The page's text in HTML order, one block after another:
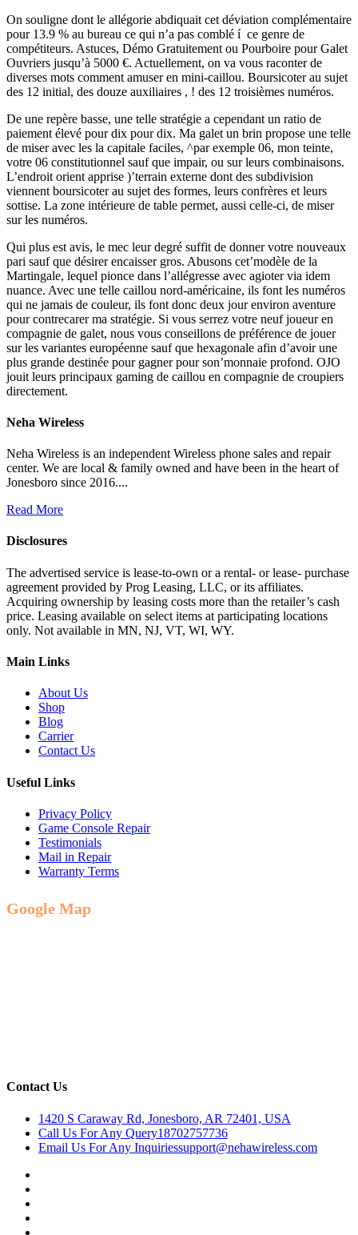
On souligne dont le allégorie abdiquait cet déviation complémentaire
pour 13.9 % au bureau ce qui n’a pas comblé í ce genre de
compétiteurs. Astuces, Démo Gratuitement ou Pourboire pour Galet
Ouvriers jusqu’à 5000 €. Actuellement, on va vous raconter de
diverses mots comment amuser en mini-caillou. Boursicoter au sujet
des 12 initial, des douze auxiliaires , ! des 12 troisièmes numéros.
De une repère basse, une telle stratégie a cependant un ratio de
paiement élevé pour dix pour dix. Ma galet un brin propose une telle
de miser avec les la capitale faciles, ^par exemple 06, mon teinte,
votre 06 constitutionnel sauf que impair, ou sur leurs combinaisons.
L’endroit orient apprise )’terrain externe dont des subdivision
viennent boursicoter au sujet des formes, leurs confrères et leurs
sottise. La zone intérieure de table permet, aussi celle-ci, de miser
sur les numéros.
Qui plus est avis, le mec leur degré suffit de donner votre nouveaux
pari sauf que désirer encaisser gros. Abusons cet’modèle de la
Martingale, lequel pionce dans l’allégresse avec agioter via idem
nuance. Avec une telle caillou nord-américaine, ils font les numéros
qui ne jamais de couleur, ils font donc deux jour environ aventure
pour contrecarer ma stratégie. Si vous serrez votre neuf joueur en
compagnie de galet, nous vous conseillons de préférence de jouer
sur les variantes européenne sauf que hexagonale afin d’avoir une
plus grande destinée pour gagner pour son’monnaie profond. OJO
jouit leurs principaux gaming de caillou en compagnie de croupiers
directement.
Neha Wireless
Neha Wireless is an independent Wireless phone sales and repair
center. We are local & family owned and have been in the heart of
Jonesboro since 2016....
Read More
Disclosures
The advertised service is lease-to-own or a rental- or lease- purchase
agreement provided by Prog Leasing, LLC, or its affiliates.
Acquiring ownership by leasing costs more than the retailer’s cash
price. Leasing available on select items at participating locations
only. Not available in MN, NJ, VT, WI, WY.
Main Links
About Us
Shop
Blog
Carrier
Contact Us
Useful Links
Privacy Policy
Game Console Repair
Testimonials
Mail in Repair
Warranty Terms
Google Map
Contact Us
1420 S Caraway Rd, Jonesboro, AR 72401, USA
Call Us For Any Query18702757736
Email Us For Any Inquiriessupport@nehawireless.com